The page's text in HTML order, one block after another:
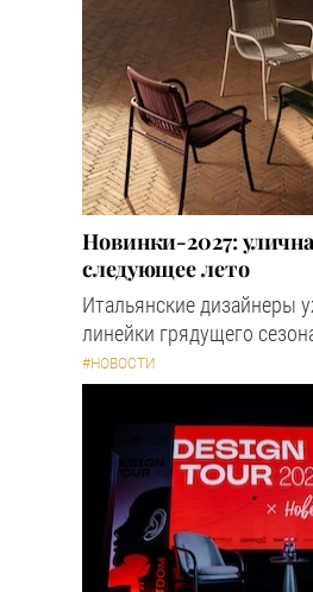
Новинки-2027:
следующее лето
Итальянские дизайнеры
линейки грядущего
#НОВОСТИ